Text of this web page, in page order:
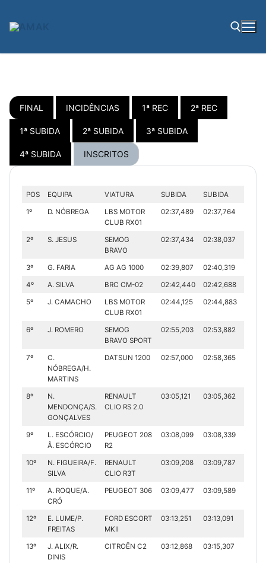
para
FINAL INCIDÊNCIAS 1ª REC 2ª REC
1ª SUBIDA 2ª SUBIDA 3ª SUBIDA
4ª SUBIDA INSCRITOS
POS EQUIPA VIATURA SUBIDA SUBIDA
1º D. NÓBREGA
LBS MOTOR
CLUB RX01
02:37,489 02:37,764
2º S. JESUS
SEMOG
BRAVO
02:37,434 02:38,037
3º G. FARIA AG AG 1000 02:39,807 02:40,319
4º A. SILVA BRC CM-02 02:42,440 02:42,688
5º J. CAMACHO
LBS MOTOR
CLUB RX01
02:44,125 02:44,883
6º J. ROMERO
SEMOG
BRAVO SPORT
02:55,203 02:53,882
7º
C.
NÓBREGA/H.
MARTINS
DATSUN 1200 02:57,000 02:58,365
8º
N.
MENDONÇA/S.
GONÇALVES
RENAULT
CLIO RS 2.0
03:05,121 03:05,362
9º
L. ESCÓRCIO/
Â. ESCÓRCIO
PEUGEOT 208
R2
03:08,099 03:08,339
10º
N. FIGUEIRA/F.
SILVA
RENAULT
CLIO R3T
03:09,208 03:09,787
11º
A. ROQUE/A.
CRÓ
PEUGEOT 306 03:09,477 03:09,589
12º
E. LUME/P.
FREITAS
FORD ESCORT
MKII
03:13,251 03:13,091
13º
J. ALIX/R.
DINIS
CITROËN C2 03:12,868 03:15,307